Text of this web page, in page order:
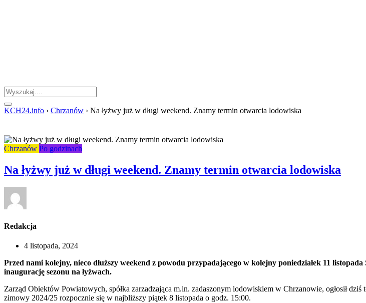
KCH24.info › Chrzanów › Na łyżwy już w długi weekend. Znamy termin otwarcia lodowiska
Chrzanów Po godzinach
Na łyżwy już w długi weekend. Znamy termin otwarcia lodowiska
Redakcja
4 listopada, 2024
Przed nami kolejny, nieco dłuższy weekend z powodu przypadającego w kolejny poniedziałek 11
inaugurację sezonu na łyżwach.
Zarząd Obiektów Powiatowych, spółka zarzadzająca m.in. zadaszonym lodowiskiem w Chrzanowie, ogłosił
zimowy 2024/25 rozpocznie się w najbliższy piątek 8 listopada o godz. 15:00.